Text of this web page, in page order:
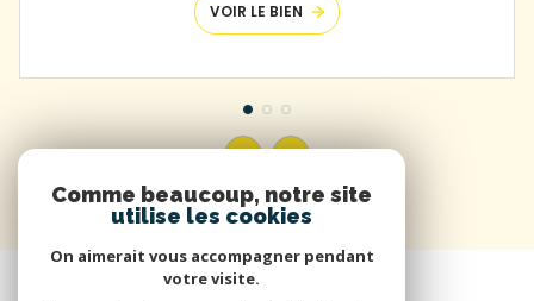
VOIR LE BIEN
Comme beaucoup, notre site
utilise les cookies
On aimerait vous accompagner pendant
votre visite.